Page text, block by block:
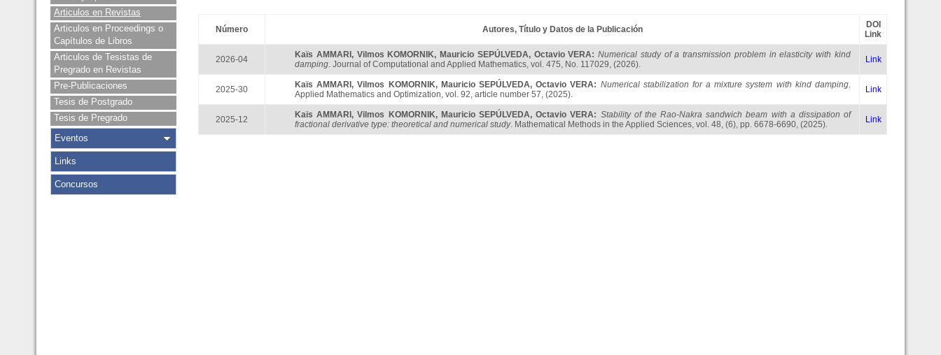
Articulos en Revistas
Articulos en Proceedings o
Capítulos de Libros
Articulos de Tesistas de
Pregrado en Revistas
Pre-Publicaciones
Tesis de Postgrado
Tesis de Pregrado
Eventos
Links
Concursos
Número Autores, Título y Datos de la Publicación
DOI
Link
2026-04 Kaïs AMMARI , Vilmos KOMORNIK, Mauricio SEPÚLVEDA, Octavio VERA:Numerical study of a transmission problem in elasticity with kind
damping. Journal of Computational and Applied Mathematics, vol. 475, No. 117029, (2026). Link
2025-30 Kaïs AMMARI,Vilmos KOMORNIK, Mauricio SEPÚLVEDA,Octavio VERA: Numerical stabilization for a mixture system with kind damping.
Applied Mathematics and Optimization, vol. 92, article number 57, (2025).
Link
2025-12 Kaïs AMMARI ,Vilmos KOMORNIK, Mauricio SEPÚLVEDA,Octavio VERA: Stability of the Rao-Nakra sandwich beam with a dissipation of
fractional derivative type: theoretical and numerical study. Mathematical Methods in the Applied Sciences, vol. 48, (6), pp. 6678-6690, (2025). Link